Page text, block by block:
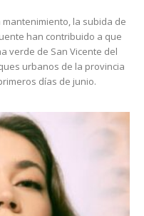
la subida de
han contribuido a que
verde de San Vicente del
urbanos de la provincia
días de junio.